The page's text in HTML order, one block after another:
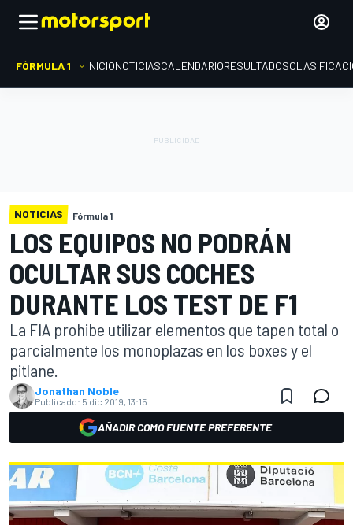
FÓRMULA 1 INICIONOTICIASCALENDARIORESULTADOS
NOTICIAS Fórmula 1
LOS EQUIPOS NO PODRÁN
OCULTAR SUS COCHES
DURANTE LOS TEST DE F1
La FIA prohibe utilizar elementos que tapen total o
parcialmente los monoplazas en los boxes y el
pitlane.
Jonathan Noble
Publicado: 5 dic 2019, 13:15
AÑADIR COMO FUENTE PREFERENTE